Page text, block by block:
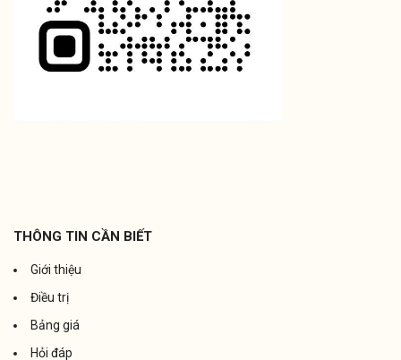
THÔNG TIN CẦN BIẾT
Giới thiệu
Điều trị
Bảng giá
Hỏi đáp